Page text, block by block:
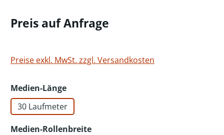
Preis auf Anfrage
Preise exkl. MwSt. zzgl. Versandkosten
Medien-Längeauswählen
30 Laufmeter
Medien-Rollenbreiteauswählen